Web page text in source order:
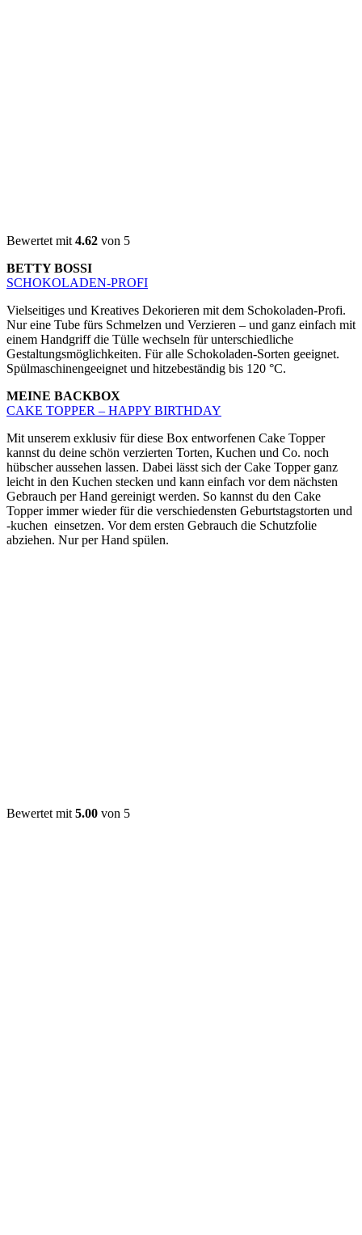
Bewertet mit 4.62 von 5
BETTY BOSSI
SCHOKOLADEN-PROFI
Vielseitiges und Kreatives Dekorieren mit dem Schokoladen-Profi.
Nur eine Tube fürs Schmelzen und Verzieren – und ganz einfach mit
einem Handgriff die Tülle wechseln für unterschiedliche
Gestaltungsmöglichkeiten. Für alle Schokoladen-Sorten geeignet.
Spülmaschinengeeignet und hitzebeständig bis 120 °C.
MEINE BACKBOX
CAKE TOPPER – HAPPY BIRTHDAY
Mit unserem exklusiv für diese Box entworfenen Cake Topper
kannst du deine schön verzierten Torten, Kuchen und Co. noch
hübscher aussehen lassen. Dabei lässt sich der Cake Topper ganz
leicht in den Kuchen stecken und kann einfach vor dem nächsten
Gebrauch per Hand gereinigt werden. So kannst du den Cake
Topper immer wieder für die verschiedensten Geburtstagstorten und
-kuchen einsetzen. Vor dem ersten Gebrauch die Schutzfolie
abziehen. Nur per Hand spülen.
Bewertet mit 5.00 von 5